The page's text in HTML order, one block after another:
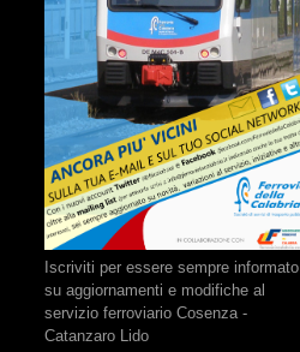
Iscriviti per essere sempre informato
su aggiornamenti e modifiche al
servizio ferroviario Cosenza -
Catanzaro Lido